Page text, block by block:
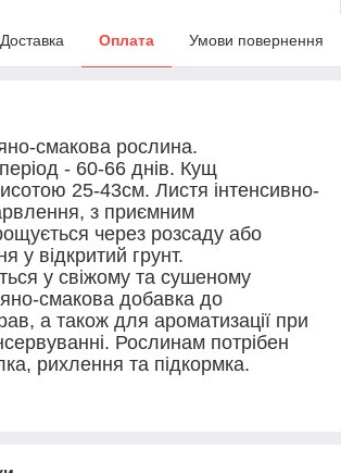
Доставка Оплата Умови повернення
смакова рослина.
- 60-66 днів. Кущ
25-43см. Листя інтенсивно-
з приємним
через розсаду або
у відкритий грунт.
у свіжому та сушеному
смакова добавка до
а також для ароматизації при
Рослинам потрібен
рихлення та підкормка.